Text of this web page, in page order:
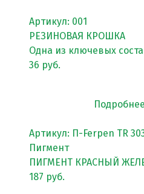
Спортивное
Резиновое покрытие
Резиновое покрытие
Резиновое покрытие
Резиновое покрытие
Артикул: 001
РЕЗИНОВАЯ КРОШКА
Одна из ключевых
36 руб.
Подробнее
Артикул: П-Ferpen TR
Пигмент
ПИГМЕНТ КРАСНЫЙ
187 руб.